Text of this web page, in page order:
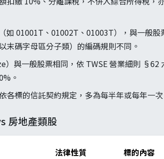
如 01001T、01002T、01003T），與一般
末碼字母區分子類）的編碼規則不同。
）與一般股票相同，依 TWSE 營業細則
。
各標的信託契約規定，多為每半年或每年一
房地產類股
法律性質 標的內容